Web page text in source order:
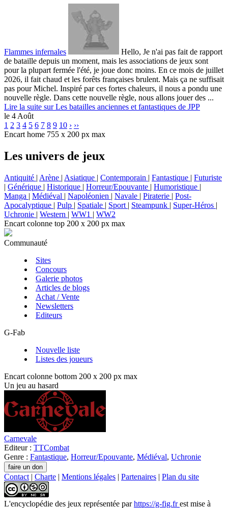
Flammes infernales
Hello, Je n'ai pas fait de rapport
de bataille depuis un moment, mais les associations de jeux sont
pour la plupart fermée l'été, je joue donc moins. En ce mois de juillet
2026, il fait chaud et les forêts françaises brulent. Mais ça ne suffisait
pas pour Michel. Inspiré par ces fortes chaleurs, il nous a pondu une
nouvelle règle. Dans cette nouvelle règle, nous allons jouer des ...
Lire la suite sur Les batailles anciennes et fantastiques de JPP
le 4 Août
1 2 3 4 5 6 7 8 9 10 › ››
Encart home 755 x 200 px max
Les univers de jeux
Antiquité | Arène | Asiatique | Contemporain | Fantastique | Futuriste
| Générique | Historique | Horreur/Epouvante | Humoristique |
Manga | Médiéval | Napoléonien | Navale | Piraterie | Post-
Apocalyptique | Pulp | Spatiale | Sport | Steampunk | Super-Héros |
Uchronie | Western | WW1 | WW2
Encart colonne top 200 x 200 px max
Communauté
Sites
Concours
Galerie photos
Articles de blogs
Achat / Vente
Newsletters
Editeurs
G-Fab
Nouvelle liste
Listes des joueurs
Encart colonne bottom 200 x 200 px max
Un jeu au hasard
Carnevale
Editeur : TTCombat
Genre : Fantastique, Horreur/Epouvante, Médiéval, Uchronie
Contact | Charte | Mentions légales | Partenaires | Plan du site
L'encyclopédie des jeux représentée parhttps://g-fig.frest mise à